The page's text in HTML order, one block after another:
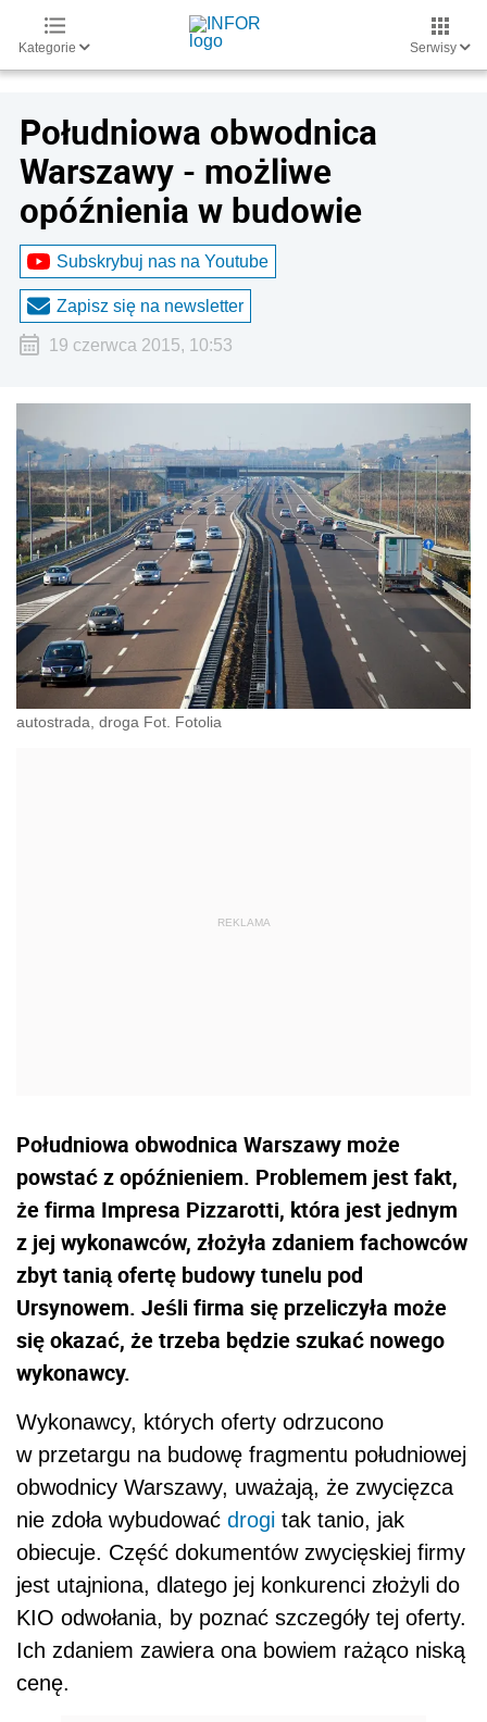
Kategorie Serwisy
Południowa obwodnica
Warszawy - możliwe
opóźnienia w budowie
Subskrybuj nas na Youtube
Zapisz się na newsletter
19 czerwca 2015, 10:53
autostrada, droga Fot. Fotolia
Południowa obwodnica Warszawy może
powstać z opóźnieniem. Problemem jest fakt,
że firma Impresa Pizzarotti, która jest jednym
z jej wykonawców, złożyła zdaniem fachowców
zbyt tanią ofertę budowy tunelu pod
Ursynowem. Jeśli firma się przeliczyła może
się okazać, że trzeba będzie szukać nowego
wykonawcy.
Wykonawcy, których oferty odrzucono
w przetargu na budowę fragmentu południowej
obwodnicy Warszawy, uważają, że zwycięzca
nie zdoła wybudować drogi tak tanio, jak
obiecuje. Część dokumentów zwycięskiej firmy
jest utajniona, dlatego jej konkurenci złożyli do
KIO odwołania, by poznać szczegóły tej oferty.
Ich zdaniem zawiera ona bowiem rażąco niską
cenę.